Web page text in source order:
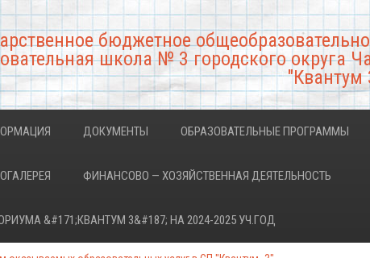
бюджетное
школа № 3 городского округа
"Квантум
ДОКУМЕНТЫ ОБРАЗОВАТЕЛЬНЫЕ ПРОГРАММЫ
ФИНАНСОВО — ХОЗЯЙСТВЕННАЯ ДЕЯТЕЛЬНОСТЬ
&#171;КВАНТУМ 3&#187; НА 2024-2025 УЧ.ГОД